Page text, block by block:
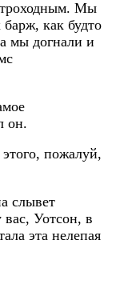
Мы
как будто
мы догнали и
он.
пожалуй,
слывет
Уотсон, в
эта нелепая